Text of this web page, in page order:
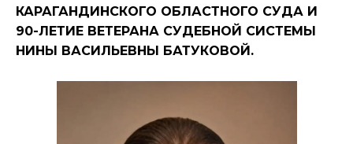
КАРАГАНДИНСКОГО ОБЛАСТНОГО СУДА И
90-ЛЕТИЕ ВЕТЕРАНА СУДЕБНОЙ СИСТЕМЫ
НИНЫ ВАСИЛЬЕВНЫ БАТУКОВОЙ.